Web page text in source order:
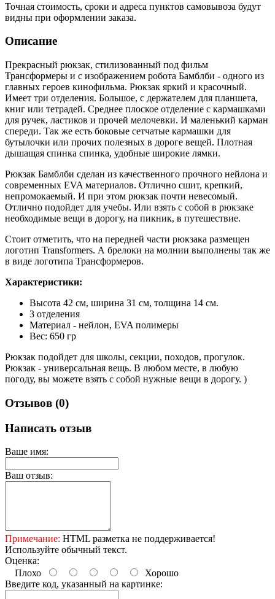
Точная стоимость, сроки и адреса пунктов самовывоза будут
видны при оформлении заказа.
Описание
Прекрасный рюкзак, стилизованный под фильм
Трансформеры и с изображением робота Бамблби - одного из
главных героев кинофильма. Рюкзак яркий и красочный.
Имеет три отделения. Большое, с держателем для планшета,
книг или тетрадей. Среднее плоское отделение с кармашками
для ручек, ластиков и прочей мелочевки. И маленький карман
спереди. Так же есть боковые сетчатые кармашки для
бутылочки или прочих полезных в дороге вещей. Плотная
дышащая спинка спинка, удобные широкие лямки.
Рюкзак Бамблби сделан из качественного прочного нейлона и
современных EVA материалов. Отлично сшит, крепкий,
непромокаемый. И при этом рюкзак почти невесомый.
Отлично подойдет для учебы. Или взять с собой в рюкзаке
необходимые вещи в дорогу, на пикник, в путешествие.
Стоит отметить, что на передней части рюкзака размещен
логотип Transformers. А брелоки на молнии выполнены так же
в виде логотипа Трансформеров.
Характеристики:
Высота 42 см, ширина 31 см, толщина 14 см.
3 отделения
Материал - нейлон, EVA полимеры
Вес: 650 гр
Рюкзак подойдет для школы, секции, походов, прогулок.
Рюкзак - универсальная вещь. В любом месте, в любую
погоду, вы можете взять с собой нужные вещи в дорогу. )
Отзывов (0)
Написать отзыв
Ваше имя:
Ваш отзыв:
Примечание: HTML разметка не поддерживается!
Используйте обычный текст.
Оценка:
Плохо
Хорошо
Введите код, указанный на картинке: